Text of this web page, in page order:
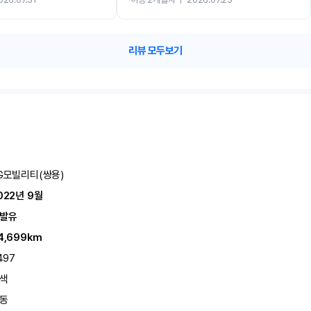
리뷰 모두보기
모빌리티(쌍용)
년 9월
유